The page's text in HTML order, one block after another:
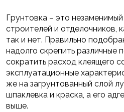
Грунтовка – это
строителей и отделочников,
так и нет. Правильно
надолго скрепить различные
сократить расход клеящего
эксплуатационные
же на загрунтованный слой
шпаклевка и краска, а его
выше.